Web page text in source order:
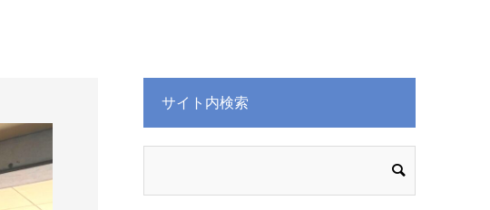
サイト内検索